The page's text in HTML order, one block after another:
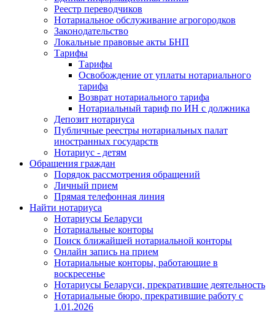
Реестр переводчиков
Нотариальное обслуживание агрогородков
Законодательство
Локальные правовые акты БНП
Тарифы
Тарифы
Освобождение от уплаты нотариального
тарифа
Возврат нотариального тарифа
Нотариальный тариф по ИН с должника
Депозит нотариуса
Публичные реестры нотариальных палат
иностранных государств
Нотариус - детям
Обращения граждан
Порядок рассмотрения обращений
Личный прием
Прямая телефонная линия
Найти нотариуса
Нотариусы Беларуси
Нотариальные конторы
Поиск ближайшей нотариальной конторы
Онлайн запись на прием
Нотариальные конторы, работающие в
воскресенье
Нотариусы Беларуси, прекратившие деятельность
Нотариальные бюро, прекратившие работу с
1.01.2026